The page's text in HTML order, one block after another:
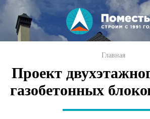
Перейти к
основному
содержанию
Главная
Проект
газобетонных